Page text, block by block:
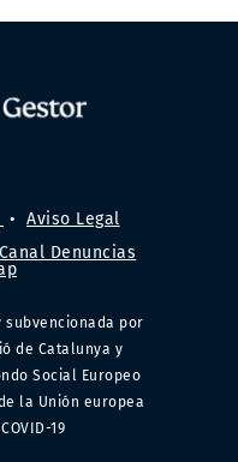
• Aviso Legal
Canal Denuncias
subvencionada por
de Catalunya y
Social Europeo
la Unión europea
19